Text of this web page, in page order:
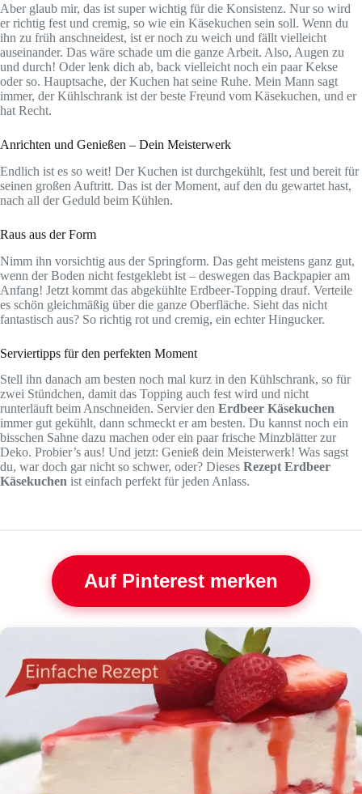
Aber glaub mir, das ist super wichtig für die Konsistenz. Nur so wird
er richtig fest und cremig, so wie ein Käsekuchen sein soll. Wenn du
ihn zu früh anschneidest, ist er noch zu weich und fällt vielleicht
auseinander. Das wäre schade um die ganze Arbeit. Also, Augen zu
und durch! Oder lenk dich ab, back vielleicht noch ein paar Kekse
oder so. Hauptsache, der Kuchen hat seine Ruhe. Mein Mann sagt
immer, der Kühlschrank ist der beste Freund vom Käsekuchen, und er
hat Recht.
Anrichten und Genießen – Dein Meisterwerk
Endlich ist es so weit! Der Kuchen ist durchgekühlt, fest und bereit für
seinen großen Auftritt. Das ist der Moment, auf den du gewartet hast,
nach all der Geduld beim Kühlen.
Raus aus der Form
Nimm ihn vorsichtig aus der Springform. Das geht meistens ganz gut,
wenn der Boden nicht festgeklebt ist – deswegen das Backpapier am
Anfang! Jetzt kommt das abgekühlte Erdbeer-Topping drauf. Verteile
es schön gleichmäßig über die ganze Oberfläche. Sieht das nicht
fantastisch aus? So richtig rot und cremig, ein echter Hingucker.
Serviertipps für den perfekten Moment
Stell ihn danach am besten noch mal kurz in den Kühlschrank, so für
zwei Stündchen, damit das Topping auch fest wird und nicht
runterläuft beim Anschneiden. Servier den Erdbeer Käsekuchen
immer gut gekühlt, dann schmeckt er am besten. Du kannst noch ein
bisschen Sahne dazu machen oder ein paar frische Minzblätter zur
Deko. Probier’s aus! Und jetzt: Genieß dein Meisterwerk! Was sagst
du, war doch gar nicht so schwer, oder? Dieses Rezept Erdbeer
Käsekuchen ist einfach perfekt für jeden Anlass.
Auf Pinterest merken